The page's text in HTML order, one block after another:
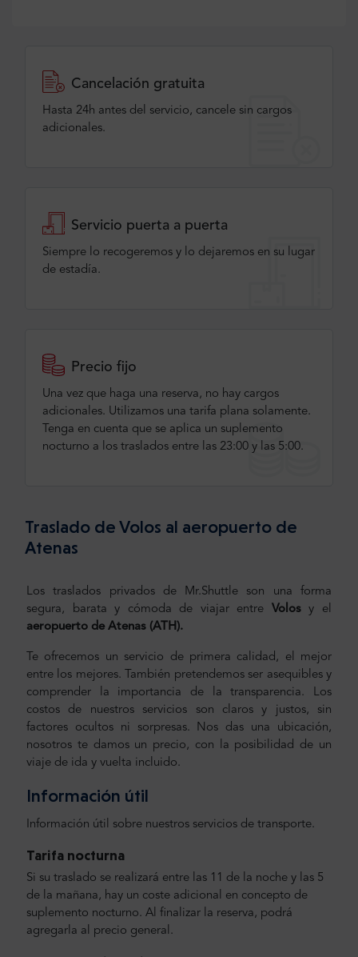
Cancelación gratuita
Hasta 24h antes del servicio, cancele sin cargos
adicionales.
Servicio puerta a puerta
Siempre lo recogeremos y lo dejaremos en su lugar
de estadía.
Precio fijo
Una vez que haga una reserva, no hay cargos
adicionales. Utilizamos una tarifa plana solamente.
Tenga en cuenta que se aplica un suplemento
nocturno a los traslados entre las 23:00 y las 5:00.
Traslado de Volos al aeropuerto de
Atenas
Los traslados privados de Mr.Shuttle son una forma
segura, barata y cómoda de viajar entre Volosy el
aeropuerto de Atenas (ATH).
Te ofrecemos un servicio de primera calidad, el mejor
entre los mejores. También pretendemos ser asequibles y
comprender la importancia de la transparencia. Los
costos de nuestros servicios son claros y justos, sin
factores ocultos ni sorpresas. Nos das una ubicación,
nosotros te damos un precio, con la posibilidad de un
viaje de ida y vuelta incluido.
Información útil
Información útil sobre nuestros servicios de transporte.
Tarifa nocturna
Si su traslado se realizará entre las 11 de la noche y las 5
de la mañana, hay un coste adicional en concepto de
suplemento nocturno. Al finalizar la reserva, podrá
agregarla al precio general.